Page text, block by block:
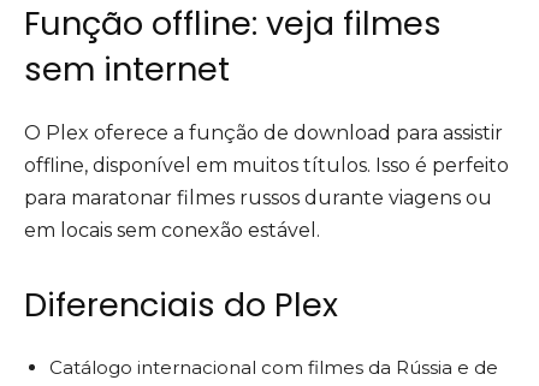
Função offline: veja filmes
sem internet
O Plex oferece a função de download para assistir
offline, disponível em muitos títulos. Isso é perfeito
para maratonar filmes russos durante viagens ou
em locais sem conexão estável.
Diferenciais do Plex
Catálogo internacional com filmes da Rússia e de